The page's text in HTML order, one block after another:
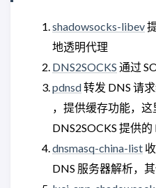
shadowsocks-libev
地透明代理
DNS2SOCKS 通过
pdnsd转发 DNS 请
，提供缓存功能，这
DNS2SOCKS 提供的
dnsmasq-china-list
DNS 服务器解析，